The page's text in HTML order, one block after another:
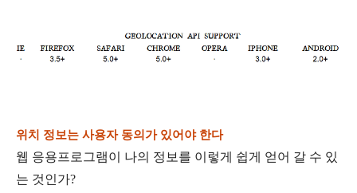
위치 정보는 사용자 동의가 있어야 한다
웹 응용프로그램이 나의 정보를 이렇게 쉽게 얻어 갈 수 있
는 것인가?